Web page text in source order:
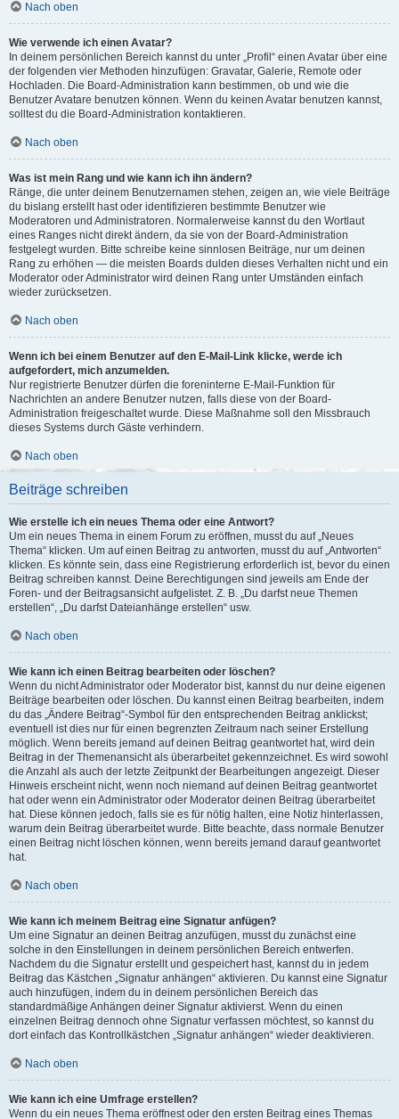
Nach oben
Wie verwende ich einen Avatar?
In deinem persönlichen Bereich kannst du unter „Profil“ einen Avatar über eine
der folgenden vier Methoden hinzufügen: Gravatar, Galerie, Remote oder
Hochladen. Die Board-Administration kann bestimmen, ob und wie die
Benutzer Avatare benutzen können. Wenn du keinen Avatar benutzen kannst,
solltest du die Board-Administration kontaktieren.
Nach oben
Was ist mein Rang und wie kann ich ihn ändern?
Ränge, die unter deinem Benutzernamen stehen, zeigen an, wie viele Beiträge
du bislang erstellt hast oder identifizieren bestimmte Benutzer wie
Moderatoren und Administratoren. Normalerweise kannst du den Wortlaut
eines Ranges nicht direkt ändern, da sie von der Board-Administration
festgelegt wurden. Bitte schreibe keine sinnlosen Beiträge, nur um deinen
Rang zu erhöhen — die meisten Boards dulden dieses Verhalten nicht und ein
Moderator oder Administrator wird deinen Rang unter Umständen einfach
wieder zurücksetzen.
Nach oben
Wenn ich bei einem Benutzer auf den E-Mail-Link klicke, werde ich
aufgefordert, mich anzumelden.
Nur registrierte Benutzer dürfen die foreninterne E-Mail-Funktion für
Nachrichten an andere Benutzer nutzen, falls diese von der Board-
Administration freigeschaltet wurde. Diese Maßnahme soll den Missbrauch
dieses Systems durch Gäste verhindern.
Nach oben
Beiträge schreiben
Wie erstelle ich ein neues Thema oder eine Antwort?
Um ein neues Thema in einem Forum zu eröffnen, musst du auf „Neues
Thema“ klicken. Um auf einen Beitrag zu antworten, musst du auf „Antworten“
klicken. Es könnte sein, dass eine Registrierung erforderlich ist, bevor du einen
Beitrag schreiben kannst. Deine Berechtigungen sind jeweils am Ende der
Foren- und der Beitragsansicht aufgelistet. Z. B. „Du darfst neue Themen
erstellen“, „Du darfst Dateianhänge erstellen“ usw.
Nach oben
Wie kann ich einen Beitrag bearbeiten oder löschen?
Wenn du nicht Administrator oder Moderator bist, kannst du nur deine eigenen
Beiträge bearbeiten oder löschen. Du kannst einen Beitrag bearbeiten, indem
du das „Ändere Beitrag“-Symbol für den entsprechenden Beitrag anklickst;
eventuell ist dies nur für einen begrenzten Zeitraum nach seiner Erstellung
möglich. Wenn bereits jemand auf deinen Beitrag geantwortet hat, wird dein
Beitrag in der Themenansicht als überarbeitet gekennzeichnet. Es wird sowohl
die Anzahl als auch der letzte Zeitpunkt der Bearbeitungen angezeigt. Dieser
Hinweis erscheint nicht, wenn noch niemand auf deinen Beitrag geantwortet
hat oder wenn ein Administrator oder Moderator deinen Beitrag überarbeitet
hat. Diese können jedoch, falls sie es für nötig halten, eine Notiz hinterlassen,
warum dein Beitrag überarbeitet wurde. Bitte beachte, dass normale Benutzer
einen Beitrag nicht löschen können, wenn bereits jemand darauf geantwortet
hat.
Nach oben
Wie kann ich meinem Beitrag eine Signatur anfügen?
Um eine Signatur an deinen Beitrag anzufügen, musst du zunächst eine
solche in den Einstellungen in deinem persönlichen Bereich entwerfen.
Nachdem du die Signatur erstellt und gespeichert hast, kannst du in jedem
Beitrag das Kästchen „Signatur anhängen“ aktivieren. Du kannst eine Signatur
auch hinzufügen, indem du in deinem persönlichen Bereich das
standardmäßige Anhängen deiner Signatur aktivierst. Wenn du einen
einzelnen Beitrag dennoch ohne Signatur verfassen möchtest, so kannst du
dort einfach das Kontrollkästchen „Signatur anhängen“ wieder deaktivieren.
Nach oben
Wie kann ich eine Umfrage erstellen?
Wenn du ein neues Thema eröffnest oder den ersten Beitrag eines Themas